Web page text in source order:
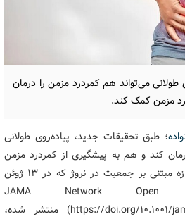
می‌تواند هم کمردرد مزمن را درمان
مزمن کمک کند.
؛ طبق تحقیقات جدید، پیاده‌روی طولانی
کند و هم به پیشگیری از کمردرد مزمن
کمک کند. اکنون یک مطالعه تازه مبتنی بر جمعیت در نروژ که در ۱۳ ژوئن
۲۰۲۵ در مجله JAMA Network Open
(https://doi.org/10.1001/jamanetworkopen.2025.15592) منتشر شده،